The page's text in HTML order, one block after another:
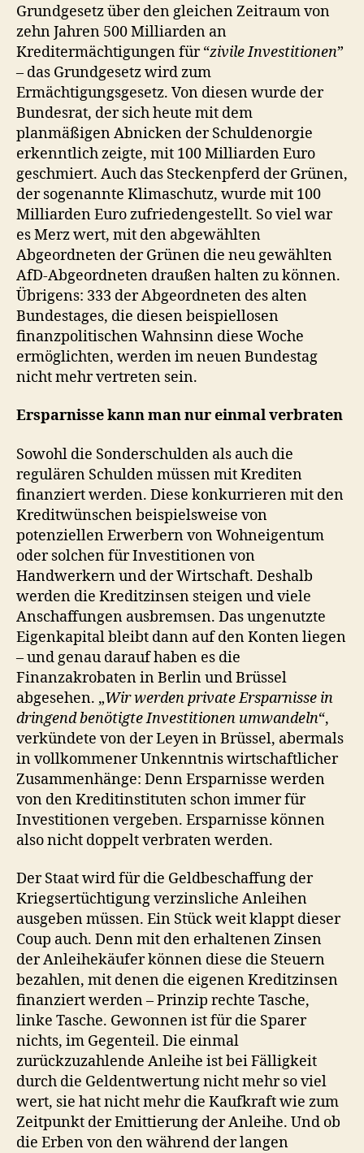
Grundgesetz über den gleichen Zeitraum von
zehn Jahren 500 Milliarden an
Kreditermächtigungen für “zivile Investitionen”
– das Grundgesetz wird zum
Ermächtigungsgesetz. Von diesen wurde der
Bundesrat, der sich heute mit dem
planmäßigen Abnicken der Schuldenorgie
erkenntlich zeigte, mit 100 Milliarden Euro
geschmiert. Auch das Steckenpferd der Grünen,
der sogenannte Klimaschutz, wurde mit 100
Milliarden Euro zufriedengestellt. So viel war
es Merz wert, mit den abgewählten
Abgeordneten der Grünen die neu gewählten
AfD-Abgeordneten draußen halten zu können.
Übrigens: 333 der Abgeordneten des alten
Bundestages, die diesen beispiellosen
finanzpolitischen Wahnsinn diese Woche
ermöglichten, werden im neuen Bundestag
nicht mehr vertreten sein.
Ersparnisse kann man nur einmal verbraten
Sowohl die Sonderschulden als auch die
regulären Schulden müssen mit Krediten
finanziert werden. Diese konkurrieren mit den
Kreditwünschen beispielsweise von
potenziellen Erwerbern von Wohneigentum
oder solchen für Investitionen von
Handwerkern und der Wirtschaft. Deshalb
werden die Kreditzinsen steigen und viele
Anschaffungen ausbremsen. Das ungenutzte
Eigenkapital bleibt dann auf den Konten liegen
– und genau darauf haben es die
Finanzakrobaten in Berlin und Brüssel
abgesehen. „Wir werden private Ersparnisse in
dringend benötigte Investitionen umwandeln“,
verkündete von der Leyen in Brüssel, abermals
in vollkommener Unkenntnis wirtschaftlicher
Zusammenhänge: Denn Ersparnisse werden
von den Kreditinstituten schon immer für
Investitionen vergeben. Ersparnisse können
also nicht doppelt verbraten werden.
Der Staat wird für die Geldbeschaffung der
Kriegsertüchtigung verzinsliche Anleihen
ausgeben müssen. Ein Stück weit klappt dieser
Coup auch. Denn mit den erhaltenen Zinsen
der Anleihekäufer können diese die Steuern
bezahlen, mit denen die eigenen Kreditzinsen
finanziert werden – Prinzip rechte Tasche,
linke Tasche. Gewonnen ist für die Sparer
nichts, im Gegenteil. Die einmal
zurückzuzahlende Anleihe ist bei Fälligkeit
durch die Geldentwertung nicht mehr so viel
wert, sie hat nicht mehr die Kaufkraft wie zum
Zeitpunkt der Emittierung der Anleihe. Und ob
die Erben von den während der langen